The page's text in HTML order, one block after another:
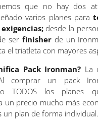
que no hay dos
varios planes para
desde la
ser finisher de un
el triatleta con mayores
Pack Ironman? La
comprar un pack
TODOS los planes
un precio mucho más
un plan de forma individual.